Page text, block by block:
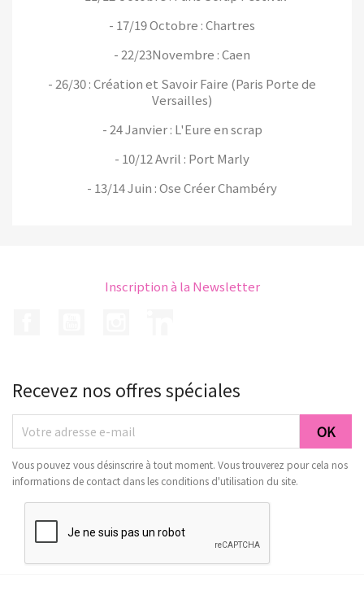
- 17/19 Octobre : Chartres
- 22/23Novembre : Caen
- 26/30 : Création et Savoir Faire (Paris Porte de
Versailles)
- 24 Janvier : L'Eure en scrap
- 10/12 Avril : Port Marly
- 13/14 Juin : Ose Créer Chambéry
Inscription à la Newsletter
Recevez nos offres spéciales
Vous pouvez vous désinscrire à tout moment. Vous trouverez pour cela nos
informations de contact dans les conditions d'utilisation du site.